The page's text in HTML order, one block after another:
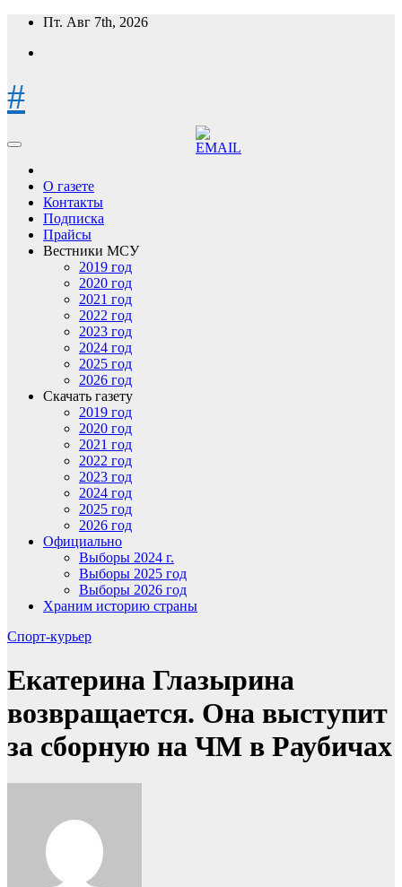
Перейти
содержимому
Пт. Авг 7th, 2026
#
О газете
Контакты
Подписка
Прайсы
Вестники МСУ
2019 год
2020 год
2021 год
2022 год
2023 год
2024 год
2025 год
2026 год
Скачать газету
2019 год
2020 год
2021 год
2022 год
2023 год
2024 год
2025 год
2026 год
Официально
Выборы 2024 г.
Выборы 2025 год
Выборы 2026 год
Храним историю страны
Спорт-курьер
Екатерина Глазырина
возвращается. Она выступит
за сборную на ЧМ в Раубичах